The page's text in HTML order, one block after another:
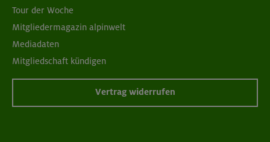
Tour der Woche
Mitgliedermagazin alpinwelt
Mediadaten
Mitgliedschaft kündigen
Vertrag widerrufen